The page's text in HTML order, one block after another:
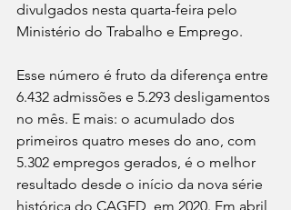
divulgados nesta quarta-feira pelo
Ministério do Trabalho e Emprego.
Esse número é fruto da diferença entre
6.432 admissões e 5.293 desligamentos
no mês. E mais: o acumulado dos
primeiros quatro meses do ano, com
5.302 empregos gerados, é o melhor
resultado desde o início da nova série
histórica do CAGED, em 2020. Em abril